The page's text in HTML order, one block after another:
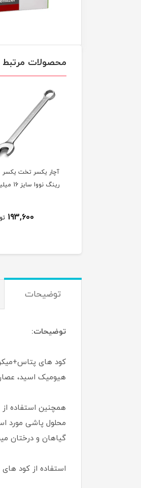
محصولات مرتبط
آچار یکسر تخت یکسر
رینگ جادری سایز 14
133,100
توضیحات
توضیحات:
هیومیک اسید،
محلول پاشی مورد
گیاهان و درختان
استفاده از کود های پتاس+میکرو ۱۰-۰-۳۰ جنوبگان سبب مصرف کم کود با حلالیت بالا